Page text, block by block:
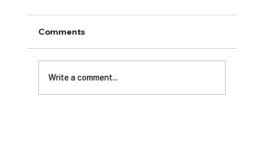
• 서대석 목자 단기 선교 8월 1일부터 13일까지
이스라엘 단기 선교를 다녀옵니다. 관심과 기도
부탁 드립니다. • 가정교회 평신도 세미나 등록
평신도 세미나가 어스틴 늘푸른교회에서 9월 25
일부터 27일까지 있습니다. 등록마감은 8월 7일
Comments
Write a comment...